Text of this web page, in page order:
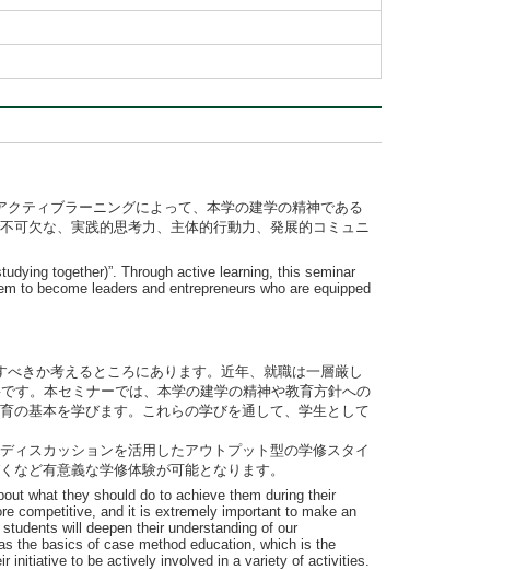
ティブラーニングによって、本学の建学の精神である
可欠な、実践的思考力、主体的行動力、発展的コミュニ
together)”. Through active learning, this seminar
to become leaders and entrepreneurs who are equipped
きか考えるところにあります。近年、就職は一層厳し
す。本セミナーでは、本学の建学の精神や教育方針への
の基本を学びます。これらの学びを通して、学生として
スカッションを活用したアウトプット型の学修スタイ
ど有意義な学修体験が可能となります。
what they should do to achieve them during their
competitive, and it is extremely important to make an
will deepen their understanding of our
the basics of case method education, which is the
initiative to be actively involved in a variety of activities.